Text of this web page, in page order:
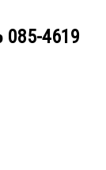
085-4619